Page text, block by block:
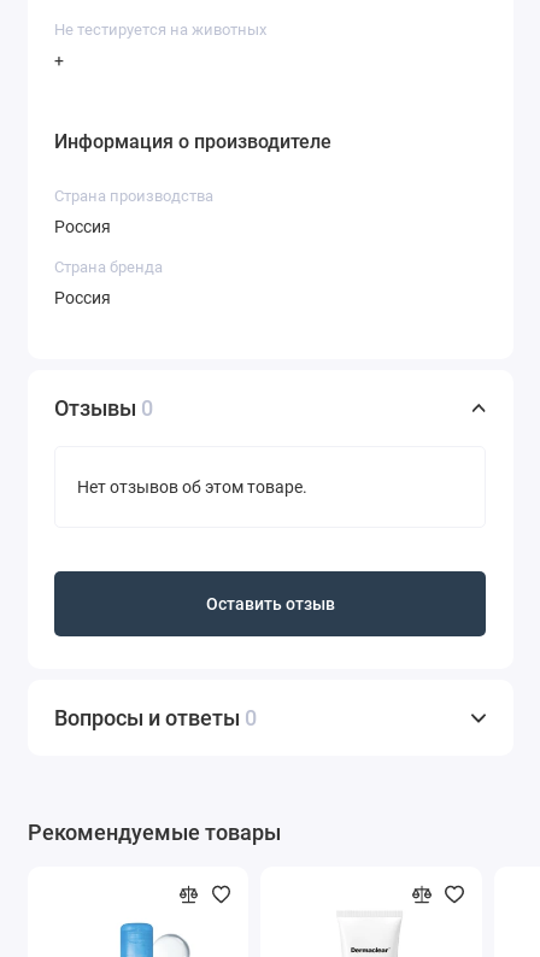
Не тестируется на животных
+
Информация о производителе
Страна производства
Россия
Страна бренда
Россия
Отзывы 0
Нет отзывов об этом товаре.
Оставить отзыв
Вопросы и ответы 0
Рекомендуемые товары